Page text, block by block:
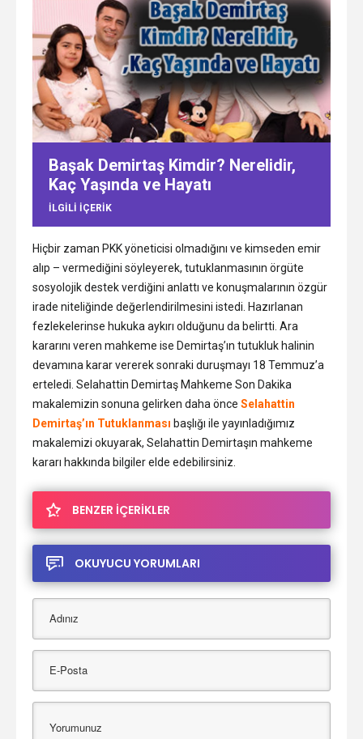
ILGILI IÇERIK
Başak Demirtaş Kimdir? Nerelidir,
Kaç Yaşında ve Hayatı
Hiçbir zaman PKK yöneticisi olmadığını ve kimseden emir
alıp – vermediğini söyleyerek, tutuklanmasının örgüte
sosyolojik destek verdiğini anlattı ve konuşmalarının özgür
irade niteliğinde değerlendirilmesini istedi. Hazırlanan
fezlekelerinse hukuka aykırı olduğunu da belirtti. Ara
kararını veren mahkeme ise Demirtaş’ın tutukluk halinin
devamına karar vererek sonraki duruşmayı 18 Temmuz’a
erteledi. Selahattin Demirtaş Mahkeme Son Dakika
makalemizin sonuna gelirken daha önce Selahattin
Demirtaş’ın Tutuklanması başlığı ile yayınladığımız
makalemizi okuyarak, Selahattin Demirtaşın mahkeme
kararı hakkında bilgiler elde edebilirsiniz.
BENZER İÇERİKLER
OKUYUCU YORUMLARI